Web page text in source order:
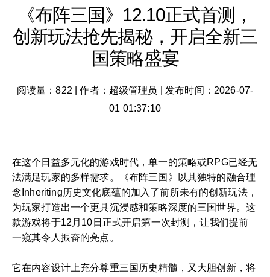
《布阵三国》12.10正式首测，
创新玩法抢先揭秘，开启全新三
国策略盛宴
阅读量：822 |作者：超级管理员
发布时间：2026-07-
01 01:37:10
在这个日益多元化的游戏时代，单一的策略或RPG已经无
法满足玩家的多样需求。《布阵三国》以其独特的融合理
念Inheriting历史文化底蕴的加入了前所未有的创新玩法，
为玩家打造出一个更具沉浸感和策略深度的三国世界。这
款游戏将于12月10日正式开启第一次封测，让我们提前
一窥其令人振奋的亮点。
它在内容设计上充分尊重三国历史精髓，又大胆创新，将